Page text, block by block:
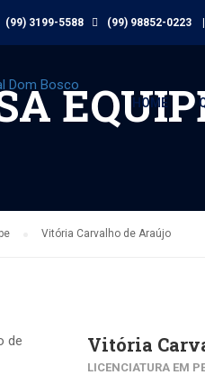
(99) 3199-5588 (99) 98852-0223 |
HOME
Vitória Carvalho de Araújo
Vitória
LICENCIATURA EM